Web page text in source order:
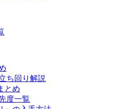
ち回り解説
とめ
度一覧